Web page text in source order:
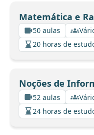
Matemática e
50 aulas
20 horas de
Noções de
52 aulas
24 horas de